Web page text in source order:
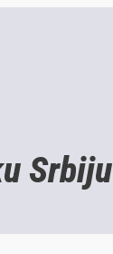
Srbiju